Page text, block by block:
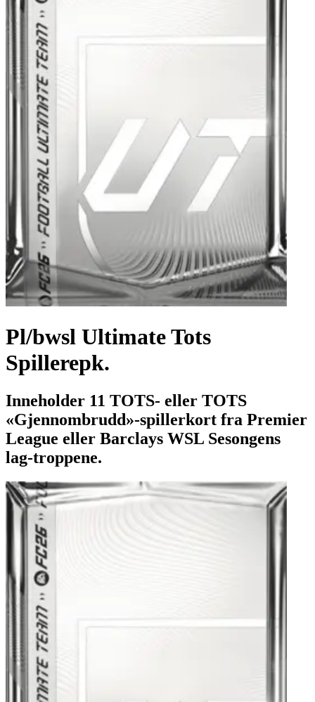
Pl/bwsl Ultimate Tots
Spillerepk.
Inneholder 11 TOTS- eller TOTS
«Gjennombrudd»-spillerkort fra Premier
League eller Barclays WSL Sesongens
lag-troppene.